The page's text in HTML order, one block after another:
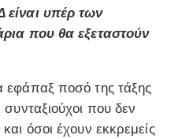
υπέρ των
που θα εξεταστούν
ποσό της τάξης
που δεν
όσοι έχουν εκκρεμείς